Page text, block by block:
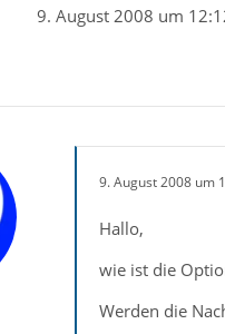
9. August 2008 um
9. August 2008 um
Hallo,
wie ist die
Werden die